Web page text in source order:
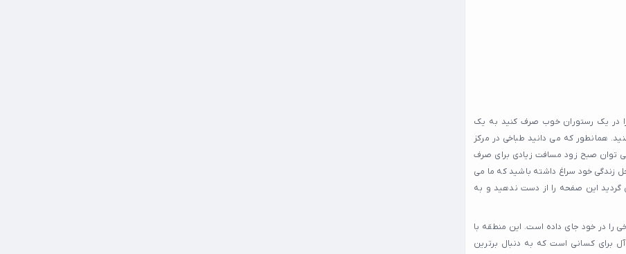
در یک رستوران خوب صرف کنید به یک
همانطور که می دانید طباخی در مرکز
توان صبح زود مسافت زیادی برای صرف
زندگی خود سراغ داشته باشید که ما می
گردید این صفحه را از دست ندهید و به
را در خود جای داده است. این منطقه با
برای کسانی است که به دنبال برترین